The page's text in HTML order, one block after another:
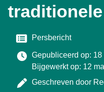
Categorie
Persbericht
Gepubliceerd op:
Bijgewerkt op: 12
Geschreven door